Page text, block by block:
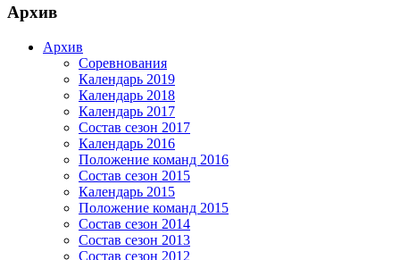
Архив
Архив
Соревнования
Календарь 2019
Календарь 2018
Календарь 2017
Состав сезон 2017
Календарь 2016
Положение команд 2016
Состав сезон 2015
Календарь 2015
Положение команд 2015
Состав сезон 2014
Состав сезон 2013
Состав сезон 2012